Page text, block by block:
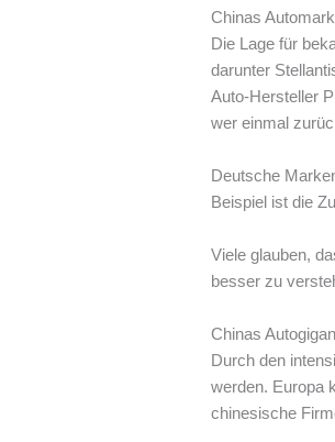
Chinas
Die Lage für
darunter
Auto-Hersteller
wer einmal
Deutsche
Beispiel ist die
Viele glauben,
besser zu
Chinas
Durch den
werden. Europa
chinesische